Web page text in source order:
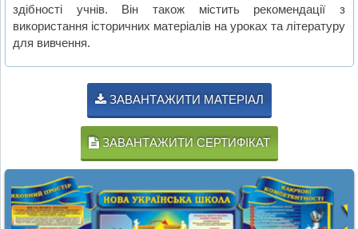
здібності учнів. Він також містить рекомендації з
використання історичних матеріалів на уроках та літературу
для вивчення.
ЗАВАНТАЖИТИ МАТЕРІАЛ
ЗАВАНТАЖИТИ СЕРТИФІКАТ